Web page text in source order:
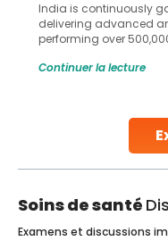
Human sperm
in advanced
Fertilization (IVF) and
challenges and help
collected, they
Continuer la lecture
Soins de santé
Examens et discussions